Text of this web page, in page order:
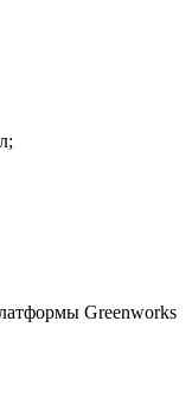
Greenworks